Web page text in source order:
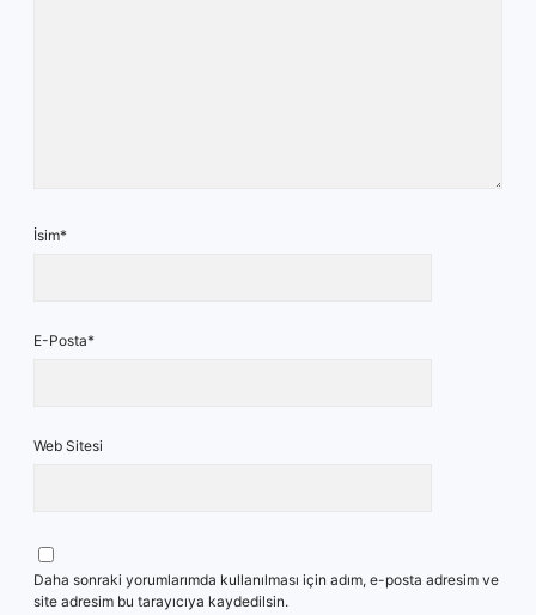
İsim*
E-Posta*
Web Sitesi
Daha sonraki yorumlarımda kullanılması için adım, e-posta adresim ve
site adresim bu tarayıcıya kaydedilsin.